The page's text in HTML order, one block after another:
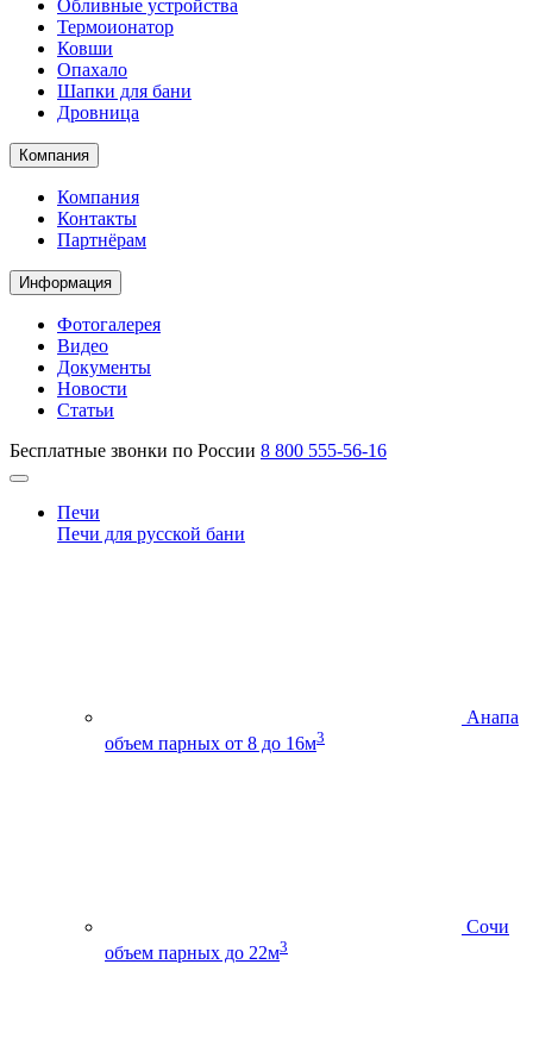
Обливные устройства
Термоионатор
Ковши
Опахало
Шапки для бани
Дровница
Компания
Компания
Контакты
Партнёрам
Информация
Фотогалерея
Видео
Документы
Новости
Статьи
Бесплатные звонки по России 8 800 555-56-16
Печи
Печи для русской бани
Анапа
объем парных от 8 до 16м3
Сочи
объем парных до 22м3